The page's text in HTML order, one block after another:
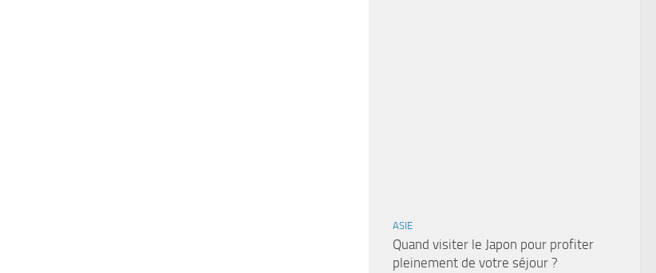
ASIE
Quand visiter le Japon pour profiter
pleinement de votre séjour ?